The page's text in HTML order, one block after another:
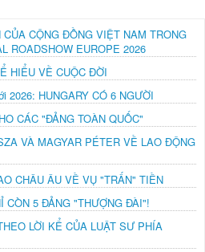
CỘNG ĐỒNG VIỆT NAM TRONG
ROADSHOW EUROPE 2026
HIỂU VỀ CUỘC ĐỜI
2026: HUNGARY CÓ 6 NGƯỜI
CÁC "ĐẢNG TOÀN QUỐC"
VÀ MAGYAR PÉTER VỀ LAO ĐỘNG
CHÂU ÂU VỀ VỤ "TRẤN" TIỀN
CÒN 5 ĐẢNG "THƯỢNG ĐÀI"!
LỜI KỂ CỦA LUẬT SƯ PHÍA